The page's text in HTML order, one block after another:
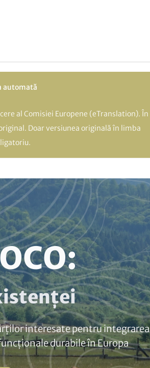
automată
al Comisiei Europene (eTranslation). În
Doar versiunea originală în limba
interesate pentru integrarea
durabile în Europa